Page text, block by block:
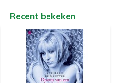
Recent bekeken